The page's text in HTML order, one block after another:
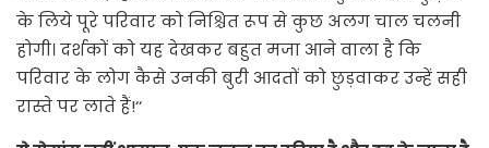
के लिये पूरे परिवार को निश्चित रूप से कुछ अलग चाल चलनी
होगी। दर्शकों को यह देखकर बहुत मजा आने वाला है कि
परिवार के लोग कैसे उनकी बुरी आदतों को छुड़वाकर उन्हें सही
रास्ते पर लाते हैं!‘‘